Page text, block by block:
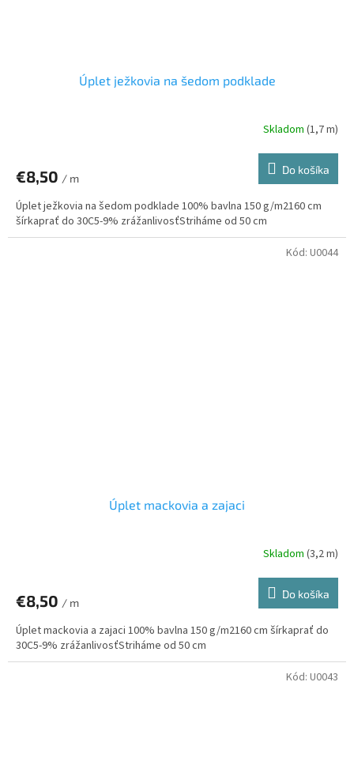
Úplet ježkovia na šedom podklade
Skladom (1,7 m)
€8,50 / m
Do košíka
Úplet ježkovia na šedom podklade 100% bavlna 150 g/m2160 cm
šírkaprať do 30C5-9% zrážanlivosťStriháme od 50 cm
Úplet mackovia a zajaci
Skladom (3,2 m)
€8,50 / m
Do košíka
Úplet mackovia a zajaci 100% bavlna 150 g/m2160 cm šírkaprať do
30C5-9% zrážanlivosťStriháme od 50 cm
Kód: U0044
Kód: U0043